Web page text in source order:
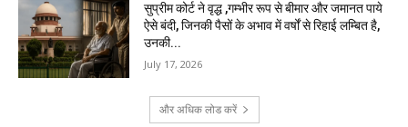
सुप्रीम कोर्ट ने वृद्ध ,गम्भीर रूप से बीमार और जमानत पाये
ऐसे बंदी, जिनकी पैसों के अभाव में वर्षों से रिहाई लम्बित है,
उनकी...
July 17, 2026
और अधिक लोड करें